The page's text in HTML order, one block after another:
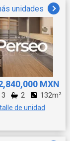
unidades
MXN
3 2 132m²
de unidad